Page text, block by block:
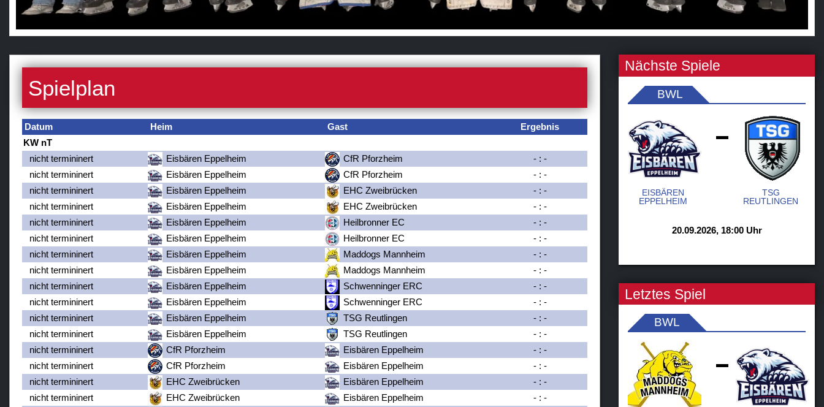
Spielplan
Datum Heim Gast
Ergebnis
KW nT
nicht termininert
Eisbären Eppelheim CfR Pforzheim -: -
nicht termininert
Eisbären Eppelheim CfR Pforzheim -: -
nicht termininert
Eisbären Eppelheim EHC Zweibrücken -: -
nicht termininert
Eisbären Eppelheim EHC Zweibrücken -: -
nicht termininert
Eisbären Eppelheim Heilbronner EC -: -
nicht termininert
Eisbären Eppelheim Heilbronner EC -: -
nicht termininert
Eisbären Eppelheim Maddogs Mannheim -: -
nicht termininert
Eisbären Eppelheim Maddogs Mannheim -: -
nicht termininert
Eisbären Eppelheim Schwenninger ERC -: -
nicht termininert
Eisbären Eppelheim Schwenninger ERC -: -
nicht termininert
Eisbären Eppelheim TSG Reutlingen -: -
nicht termininert
Eisbären Eppelheim TSG Reutlingen -: -
nicht termininert
CfR Pforzheim Eisbären Eppelheim -: -
nicht termininert
CfR Pforzheim Eisbären Eppelheim -: -
nicht termininert
EHC Zweibrücken Eisbären Eppelheim -: -
nicht termininert
EHC Zweibrücken Eisbären Eppelheim -: -
Nächste Spiele
BWL
EISBÄREN
EPPELHEIM
-
TSG
REUTLINGEN
20.09.2026, 18:00 Uhr
Letztes Spiel
BWL
-